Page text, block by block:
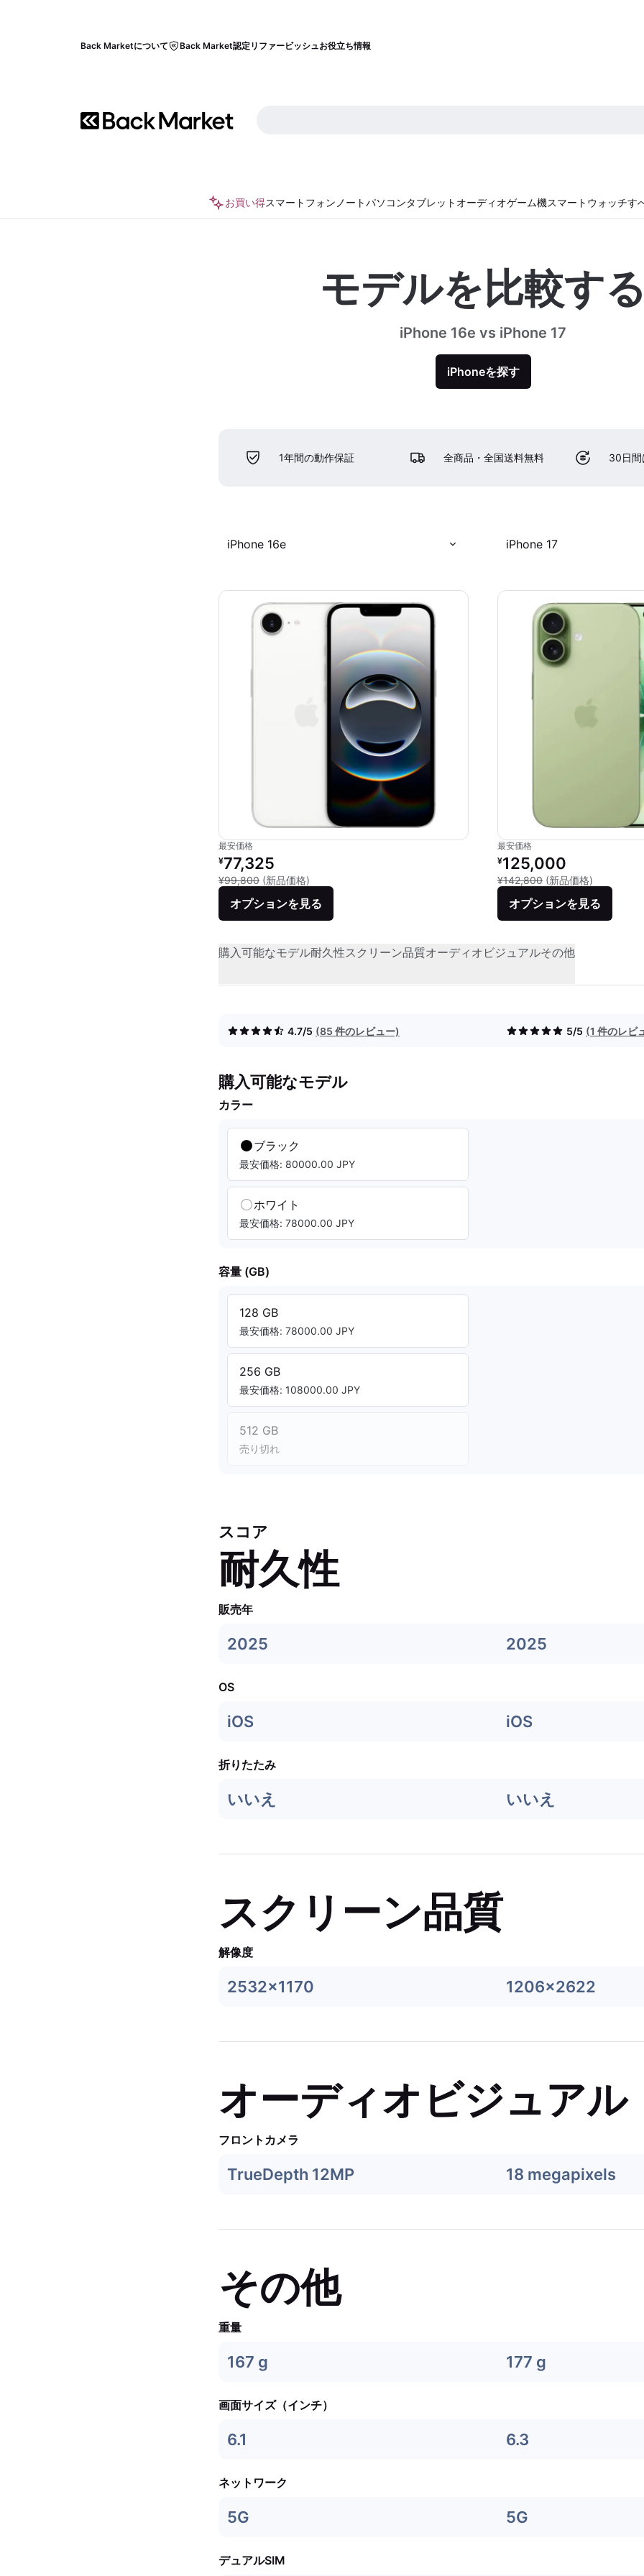
Back Marketについて Back Market認定リファービッシュお役立ち情報
お買い得スマートフォン ノートパソコンタブレット オーディオゲーム機スマートウォッチす
モデルを比較す
iPhone 16e vs iPhone 17
iPhoneを探す
1年間の動作保証 全商品・全国送料無料 30日間
iPhone 16e iPhone 17
最安価格
リファービッシュ品の価格：
¥77,325
¥99,800 (新品価格)
オプションを見る
最安価格
リファービッシュ品の価格：
¥125,000
¥142,800 (新品価格)
オプションを見る
購入可能なモデル耐久性スクリーン品質オーディオビジュアルその他
4.7/5 (85 件のレビュー) 5/5 (1 件のレビ
購入可能なモデル
カラー
ブラック
最安価格: 80000.00 JPY
ホワイト
最安価格: 78000.00 JPY
容量 (GB)
128 GB
最安価格: 78000.00 JPY
256 GB
最安価格: 108000.00 JPY
512 GB
売り切れ
スコア
耐久性
販売年
2025 2025
OS
iOS iOS
折りたたみ
いいえ いいえ
スクリーン品質
解像度
2532x1170 1206x2622
オーディオビジュアル
フロントカメラ
TrueDepth 12MP 18 megapixels
その他
重量
167 g 177 g
画面サイズ（インチ）
6.1 6.3
ネットワーク
5G 5G
デュアルSIM